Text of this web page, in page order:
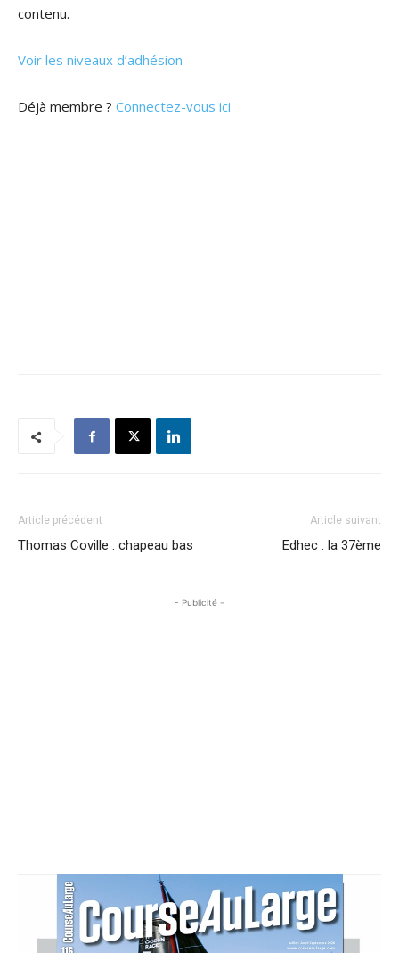
contenu.
Voir les niveaux d’adhésion
Déjà membre ? Connectez-vous ici
Article précédent
Thomas Coville : chapeau bas
Article suivant
Edhec : la 37ème
- Publicité -